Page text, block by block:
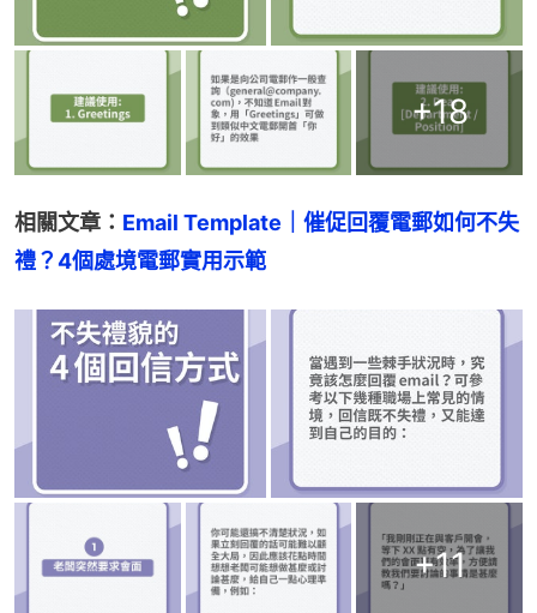
+18
相關文章： Email Template｜催促回覆電郵如何不失
禮？4個處境電郵實用示範
+11